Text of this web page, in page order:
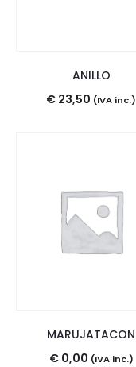
ANILLO
€ 23,50 (IVA inc.)
MARUJATACON
€0,00 (IVA inc.)